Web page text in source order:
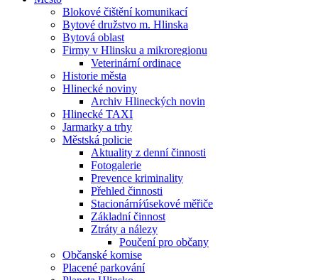
Blokové čištění komunikací
Bytové družstvo m. Hlinska
Bytová oblast
Firmy v Hlinsku a mikroregionu
Veterinární ordinace
Historie města
Hlinecké noviny
Archiv Hlineckých novin
Hlinecké TAXI
Jarmarky a trhy
Městská policie
Aktuality z denní činnosti
Fotogalerie
Prevence kriminality
Přehled činnosti
Stacionární⁄úsekové měřiče
Základní činnost
Ztráty a nálezy
Poučení pro občany
Občanské komise
Placené parkování